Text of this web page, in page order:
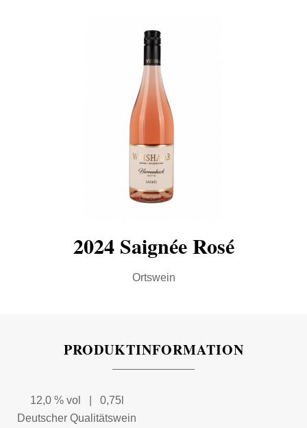
2024 Saignée Rosé
Ortswein
PRODUKTINFORMATION
12,0 % vol | 0,75l
Deutscher Qualitätswein